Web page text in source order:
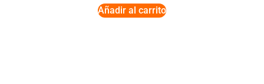
Añadir al carrito